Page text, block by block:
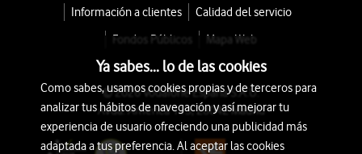
Información a clientes
Calidad del servicio
Fondos Públicos
Mapa Web
© 2026 Vodafone España S.A.U.
Avda. América 115, 28042 Madrid
Ya sabes... lo de las cookies
Como sabes, usamos cookies propias y de terceros para
analizar tus hábitos de navegación y así mejorar tu
experiencia de usuario ofreciendo una publicidad más
adaptada a tus preferencia. Al aceptar las cookies